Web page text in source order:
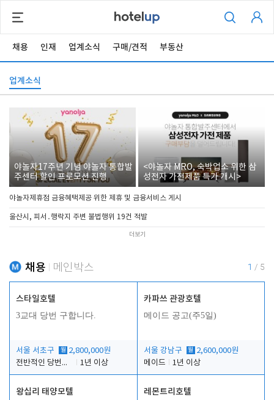
채용 인재 업계소식 구매/견적 부동산
업계소식
야놀자17주년 기념 야놀자 통합발
주센터 할인 프로모션 진행
<야놀자 MRO, 숙박업소 위한 삼
성전자 가전제품 특가 개시>
야놀자제휴점 금융혜택제공 위한 제휴 및 금융서비스 게시
울산시, 피서․행락지 주변 불법행위 19건 적발
더보기
채용 메인박스 1 / 5
스타일호텔
3교대 당번 구합니다.
서울 서초구 월 2,800,000원
전반적인 당번업무
1년 이상
카파쓰 관광호텔
메이드 공고(주5일)
서울 강남구 월 2,600,000원
메이드
1년 이상
왕십리 태양모텔 레몬트리호텔